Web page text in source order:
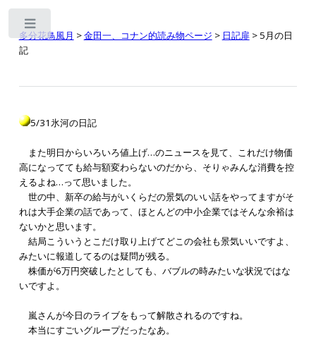
多分花鳥風月 >金田一、コナン的読み物ページ > 日記扉> 5月の日
記
5/31氷河の日記
また明日からいろいろ値上げ…のニュースを見て、これだけ物価
高になってても給与額変わらないのだから、そりゃみんな消費を控
えるよね…って思いました。
世の中、新卒の給与がいくらだの景気のいい話をやってますがそ
れは大手企業の話であって、ほとんどの中小企業ではそんな余裕は
ないかと思います。
結局こういうとこだけ取り上げてどこの会社も景気いいですよ、
みたいに報道してるのは疑問が残る。
株価が6万円突破したとしても、バブルの時みたいな状況ではな
いですよ。
嵐さんが今日のライブをもって解散されるのですね。
本当にすごいグループだったなあ。